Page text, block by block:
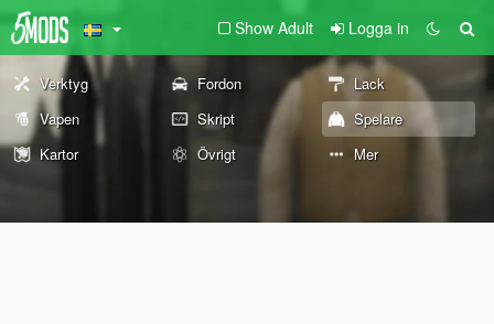
Show Adult Logga in
Verktyg Fordon
Lack
Vapen
Skript
Spelare
Kartor
Övrigt Mer